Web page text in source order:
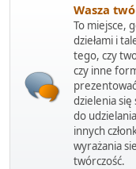
Wasza
To miejsce,
dziełami i
tego, czy
czy inne
dzielenia się
do
innych
wyrażania
twórczość.